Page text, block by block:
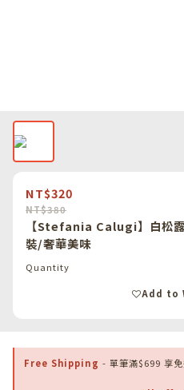
NT$320
NT$380
【Stefania Calugi】白松
裝/奢華美味
Quantity
Add to
Free Shipping - 單筆滿$699 享